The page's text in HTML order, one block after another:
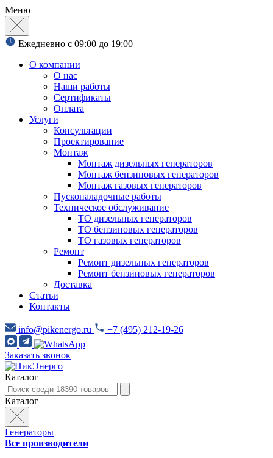
Меню
Ежедневно с 09:00 до 19:00
О компании
О нас
Наши работы
Сертификаты
Оплата
Услуги
Консультации
Проектирование
Монтаж
Монтаж дизельных генераторов
Монтаж бензиновых генераторов
Монтаж газовых генераторов
Пусконаладочные работы
Техническое обслуживание
ТО дизельных генераторов
ТО бензиновых генераторов
ТО газовых генераторов
Ремонт
Ремонт дизельных генераторов
Ремонт бензиновых генераторов
Доставка
Статьи
Контакты
info@pikenergo.ru +7 (495) 212-19-26
Заказать звонок
Каталог
Каталог
Генераторы
Все производители